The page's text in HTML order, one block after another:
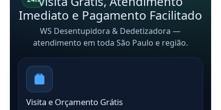
Imediato e Pagamento Facilitado
WS Desentupidora & Dedetizadora —
atendimento em toda São Paulo e região.
Visita e Orçamento Grátis